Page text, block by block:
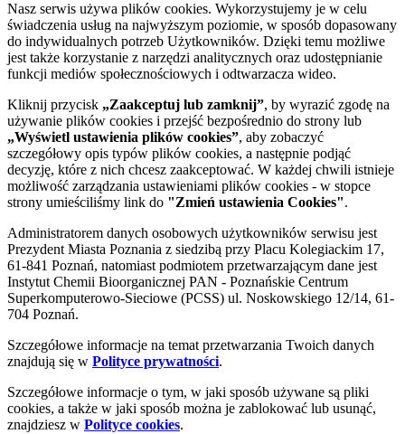
Nasz serwis używa plików cookies. Wykorzystujemy je w celu
świadczenia usług na najwyższym poziomie, w sposób dopasowany
do indywidualnych potrzeb Użytkowników. Dzięki temu możliwe
jest także korzystanie z narzędzi analitycznych oraz udostępnianie
funkcji mediów społecznościowych i odtwarzacza wideo.
Kliknij przycisk „Zaakceptuj lub zamknij”, by wyrazić zgodę na
używanie plików cookies i przejść bezpośrednio do strony lub
„Wyświetl ustawienia plików cookies”, aby zobaczyć
szczegółowy opis typów plików cookies, a następnie podjąć
decyzję, które z nich chcesz zaakceptować. W każdej chwili istnieje
możliwość zarządzania ustawieniami plików cookies - w stopce
strony umieściliśmy link do "Zmień ustawienia Cookies".
Administratorem danych osobowych użytkowników serwisu jest
Prezydent Miasta Poznania z siedzibą przy Placu Kolegiackim 17,
61-841 Poznań, natomiast podmiotem przetwarzającym dane jest
Instytut Chemii Bioorganicznej PAN - Poznańskie Centrum
Superkomputerowo-Sieciowe (PCSS) ul. Noskowskiego 12/14, 61-
704 Poznań.
Szczegółowe informacje na temat przetwarzania Twoich danych
znajdują się w Polityce prywatności.
Szczegółowe informacje o tym, w jaki sposób używane są pliki
cookies, a także w jaki sposób można je zablokować lub usunąć,
znajdziesz w Polityce cookies.